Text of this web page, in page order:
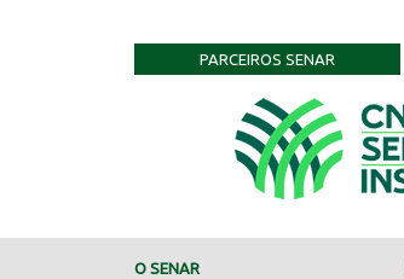
PARCEIROS SENAR
O SENAR